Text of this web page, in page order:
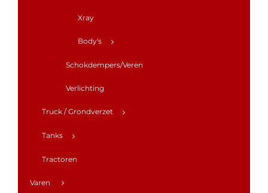
Xray
Body's
Schokdempers/Veren
Verlichting
Truck / Grondverzet
Tanks
Tractoren
Varen